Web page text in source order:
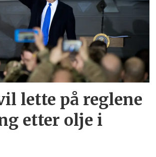
lette på reglene
etter olje i